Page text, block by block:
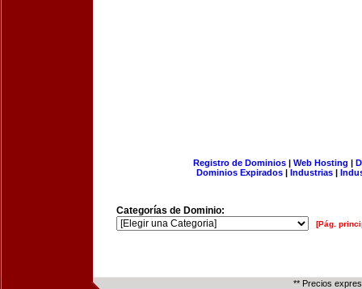
Registro de Dominios| Web Hosting |
Dominios Expirados | Industrias |
Categorías de Dominio:
[Pág.
** Precios